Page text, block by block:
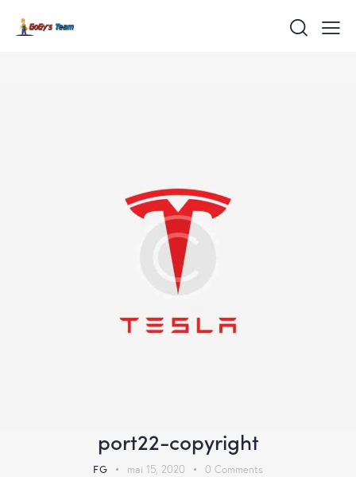
port22-copyright
FG mai 15, 2020 0 Comments